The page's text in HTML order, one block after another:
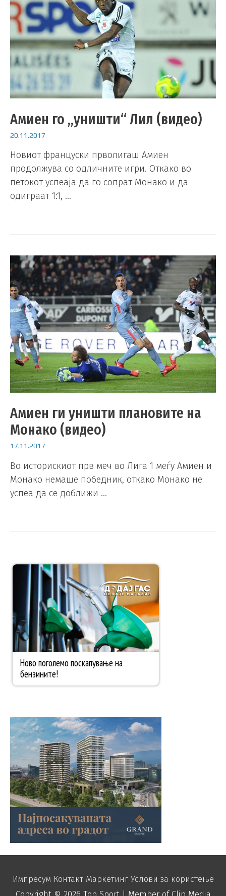
Амиен го „уништи“ Лил (видео)
20.11.2017
Новиот француски прволигаш Амиен
продолжува со одличните игри. Откако во
петокот успеаја да го сопрат Монако и да
одиграат 1:1, …
Амиен ги уништи плановите на
Монако (видео)
17.11.2017
Во историскиот прв меч во Лига 1 меѓу Амиен и
Монако немаше победник, откако Монако не
успеа да се доближи …
Импресум Контакт Маркетинг Услови за користење